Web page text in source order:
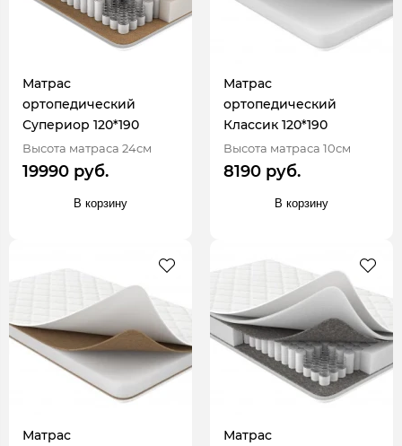
Матрас
ортопедический
Супериор 120*190
Высота матраса 24см
19990 руб.
В корзину
Матрас
ортопедический
Классик 120*190
Высота матраса 10см
8190 руб.
В корзину
Матрас
Матрас